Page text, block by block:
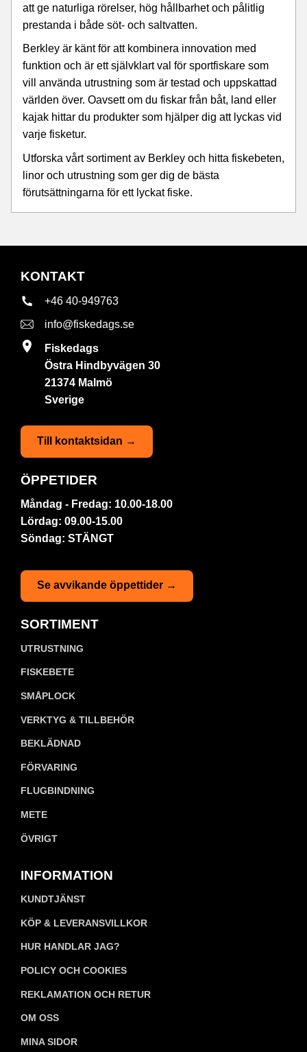
att ge naturliga rörelser, hög hållbarhet och pålitlig
prestanda i både söt- och saltvatten.
Berkley är känt för att kombinera innovation med
funktion och är ett självklart val för sportfiskare som
vill använda utrustning som är testad och uppskattad
världen över. Oavsett om du fiskar från båt, land eller
kajak hittar du produkter som hjälper dig att lyckas vid
varje fisketur.
Utforska vårt sortiment av Berkley och hitta fiskebeten,
linor och utrustning som ger dig de bästa
förutsättningarna för ett lyckat fiske.
KONTAKT
+46 40-949763
info@fiskedags.se
Fiskedags
Östra Hindbyvägen 30
21374 Malmö
Sverige
Till kontaktsidan →
ÖPPETIDER
Måndag - Fredag: 10.00-18.00
Lördag: 09.00-15.00
Söndag: STÄNGT
Se avvikande öppettider →
SORTIMENT
UTRUSTNING
FISKEBETE
SMÅPLOCK
VERKTYG & TILLBEHÖR
BEKLÄDNAD
FÖRVARING
FLUGBINDNING
METE
ÖVRIGT
INFORMATION
KUNDTJÄNST
KÖP & LEVERANSVILLKOR
HUR HANDLAR JAG?
POLICY OCH COOKIES
REKLAMATION OCH RETUR
OM OSS
MINA SIDOR